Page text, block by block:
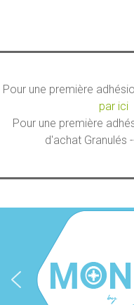
Pour une première
par ici
Pour une première
d'achat Granulés